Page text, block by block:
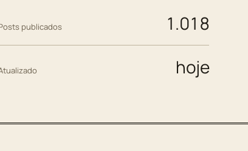
publicados 1.018
hoje